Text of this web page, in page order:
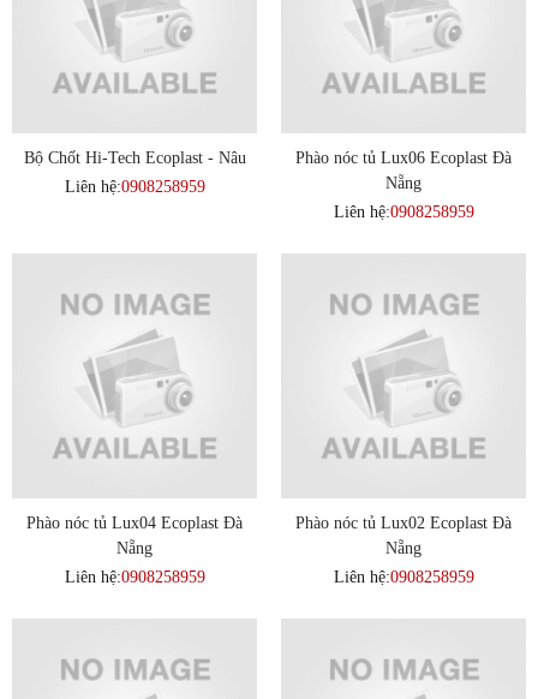
Bộ Chốt Hi-Tech Ecoplast - Nâu
Liên hệ:0908258959
Phào nóc tủ Lux06 Ecoplast Đà
Nẵng
Liên hệ:0908258959
Phào nóc tủ Lux04 Ecoplast Đà
Nẵng
Liên hệ:0908258959
Phào nóc tủ Lux02 Ecoplast Đà
Nẵng
Liên hệ:0908258959